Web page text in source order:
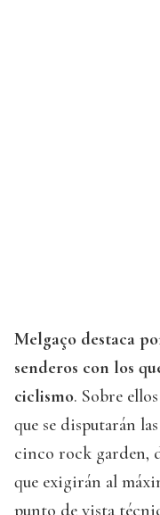
Melgaço destaca
senderos con los
ciclismo. Sobre
que se disputarán
cinco rock garden,
que exigirán al